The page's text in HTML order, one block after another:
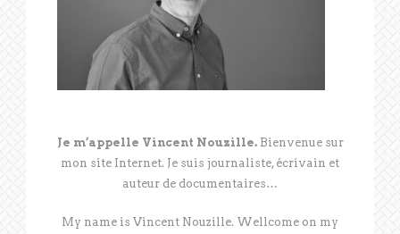
Je m’appelle Vincent Nouzille.Bienvenue sur
mon site Internet. Je suis journaliste, écrivain et
auteur de documentaires…
My name is Vincent Nouzille. Wellcome on my